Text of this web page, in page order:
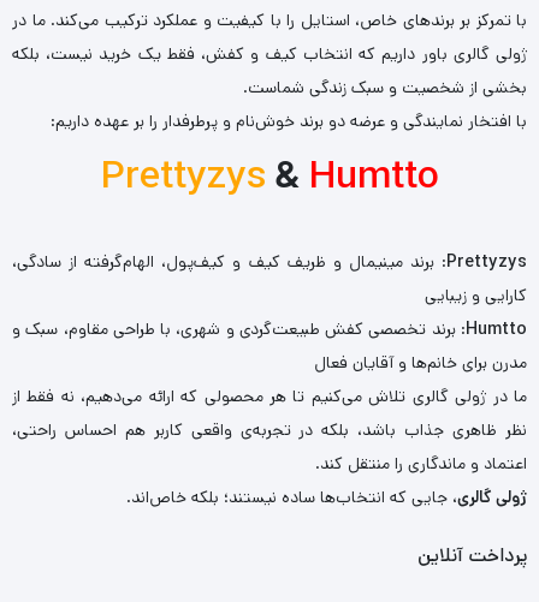
با تمرکز بر برندهای خاص، استایل را با کیفیت و عملکرد ترکیب می‌کند. ما در
ژولی گالری باور داریم که انتخاب کیف و کفش، فقط یک خرید نیست، بلکه
بخشی از شخصیت و سبک زندگی شماست.
با افتخار نمایندگی و عرضه دو برند خوش‌نام و پرطرفدار را بر عهده داریم:
Prettyzys& Humtto
Prettyzys: برند مینیمال و ظریف کیف و کیف‌پول، الهام‌گرفته از سادگی،
کارایی و زیبایی
Humtto: برند تخصصی کفش طبیعت‌گردی و شهری، با طراحی مقاوم، سبک و
مدرن برای خانم‌ها و آقایان فعال
ما در ژولی گالری تلاش می‌کنیم تا هر محصولی که ارائه می‌دهیم، نه فقط از
نظر ظاهری جذاب باشد، بلکه در تجربه‌ی واقعی کاربر هم احساس راحتی،
اعتماد و ماندگاری را منتقل کند.
ژولی گالری، جایی که انتخاب‌ها ساده نیستند؛ بلکه خاص‌اند.
پرداخت آنلاین